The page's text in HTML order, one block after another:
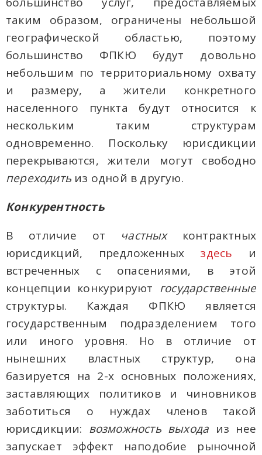
таким образом, ограничены небольшой
географической областью, поэтому
большинство ФПКЮ будут довольно
небольшим по территориальному охвату
и размеру, а жители конкретного
населенного пункта будут относится к
нескольким таким структурам
одновременно. Поскольку юрисдикции
перекрываются, жители могут свободно
переходить из одной в другую.
Конкурентность
В отличие от
частныхконтрактных
юрисдикций, предложенных здесь и
встреченных с опасениями, в этой
концепции конкурируют государственные
структуры. Каждая ФПКЮ является
государственным подразделением того
или иного уровня. Но в отличие от
нынешних властных структур, она
базируется на 2-х основных положениях,
заставляющих политиков и чиновников
заботиться о нуждах членов такой
юрисдикции: возможность выхода из нее
запускает эффект наподобие рыночной